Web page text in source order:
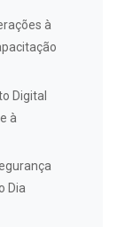
à
Digital
à
Dia